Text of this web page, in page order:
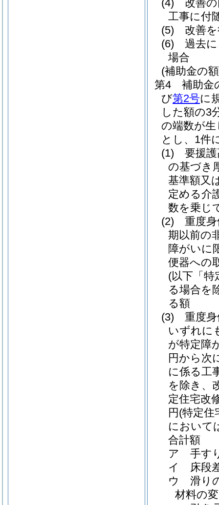
(4) 改善の
工事に付
(5) 改善を
(6) 過去に
場合
(補助金の
第4 補助金
び第2号に
した額の3
の端数が
とし、1件
(1) 要援護
の基づき
基準額又
定める介
数を乗じ
(2) 重度身
期以前の
障がいに
便器への
(以下「特
る場合を
る額
(3) 重度身
いずれに
が特定障
円から次
に係る工
を除き、
定住宅改
円 (特定住
において
合計額
ア 手す
イ 床段
ウ 滑り
材料の